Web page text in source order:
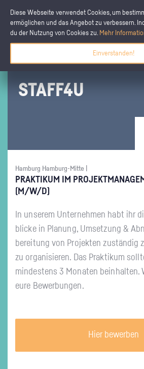
Diese Webseite verwendet Cookies, um
ermöglichen und das Angebot zu verbessern.
du der Nutzung von Cookies zu. Mehr
Einverstanden!
STAF­F4U
Hamburg Hamburg-Mitte |
PRAK­TI­KUM IM
(M/W/D)
In un­se­rem Un­ter­neh­men habt ihr
bli­cke in Pla­nung, Um­set­zung &
be­rei­tung von Pro­jek­ten zu­stän­dig
zu or­ga­ni­sie­ren. Das Prak­ti­kum
min­des­tens 3 Mo­na­ten be­inhal­ten.
eure Be­wer­bun­gen.
Hier bewerben